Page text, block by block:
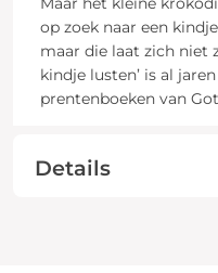
op zoek naar een
maar die laat zich niet
kindje lusten’ is al
prentenboeken van
Details